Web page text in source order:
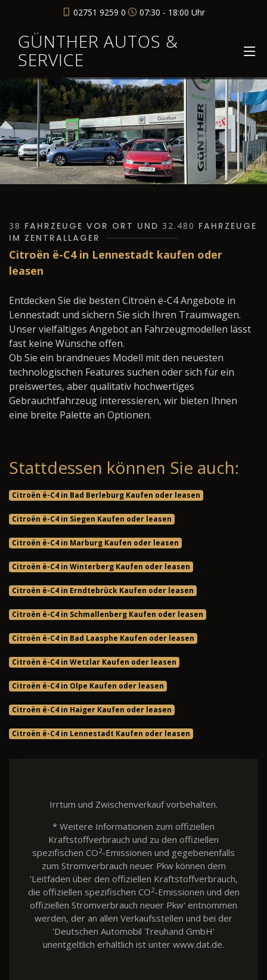
02751 9259 0 07:30 - 18:00 Uhr
GÜNTHER AUTOS &
SERVICE
38 FAHRZEUGE VOR ORT UND 32.480 FAHRZEUGE
IM ZENTRALLAGER
Citroën ë-C4 in Lennestadt kaufen oder
leasen
Entdecken Sie die besten Citroën ë-C4 Angebote in
Lennestadt und sichern Sie sich Ihren Traumwagen.
Unser vielfältiges Angebot an Fahrzeugmodellen lässt
fast keine Wünsche offen.
Ob Sie ein brandneues Modell mit den neuesten
technologischen Features suchen oder sich für ein
preiswertes, aber qualitativ hochwertiges
Gebrauchtfahrzeug interessieren, wir bieten Ihnen
eine breite Palette an Optionen.
Stattdessen können Sie auch:
Citroën ë-C4 in Bad Berleburg Kaufen oder leasen
Citroën ë-C4 in Siegen Kaufen oder leasen
Citroën ë-C4 in Marburg Kaufen oder leasen
Citroën ë-C4 in Winterberg Kaufen oder leasen
Citroën ë-C4 in Erndtebrück Kaufen oder leasen
Citroën ë-C4 in Schmallenberg Kaufen oder leasen
Citroën ë-C4 in Bad Laasphe Kaufen oder leasen
Citroën ë-C4 in Wetzlar Kaufen oder leasen
Citroën ë-C4 in Olpe Kaufen oder leasen
Citroën ë-C4 in Haiger Kaufen oder leasen
Citroën ë-C4 in Lennestadt Kaufen oder leasen
Irrtum und Zwischenverkauf vorbehalten.
* Weitere Informationen zum offiziellen
Kraftstoffverbrauch und zu den offiziellen
spezifischen CO2-Emissionen und gegebenenfalls
zum Stromverbrauch neuer Pkw können dem
'Leitfaden über den offiziellen Kraftstoffverbrauch,
die offiziellen spezifischen CO2-Emissionen und den
offiziellen Stromverbrauch neuer Pkw' entnommen
werden, der an allen Verkaufsstellen und bei der
'Deutschen Automobil Treuhand GmbH'
unentgeltlich erhältlich ist unter www.dat.de.